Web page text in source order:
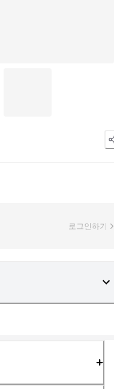
로그인하기